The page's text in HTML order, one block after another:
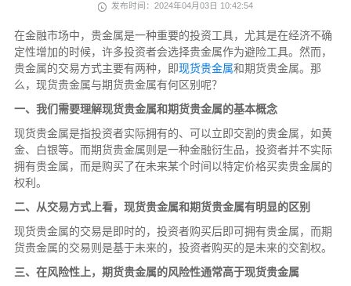
发布时间：2024年04月03日 10:42:54
在金融市场中，贵金属是一种重要的投资工具，尤其是在经济不确
定性增加的时候，许多投资者会选择贵金属作为避险工具。然而，
贵金属的交易方式主要有两种，即现货贵金属和期货贵金属。那
么，现货贵金属与期货贵金属有何区别呢？
一、我们需要理解现货贵金属和期货贵金属的基本概念
现货贵金属是指投资者实际拥有的、可以立即交割的贵金属，如黄
金、白银等。而期货贵金属则是一种金融衍生品，投资者并不实际
拥有贵金属，而是购买了在未来某个时间以特定价格买卖贵金属的
权利。
二、从交易方式上看，现货贵金属和期货贵金属有明显的区别
现货贵金属的交易是即时的，投资者购买后即可拥有贵金属，而期
货贵金属的交易则是基于未来的，投资者购买的是未来的交割权。
三、在风险性上，期货贵金属的风险性通常高于现货贵金属